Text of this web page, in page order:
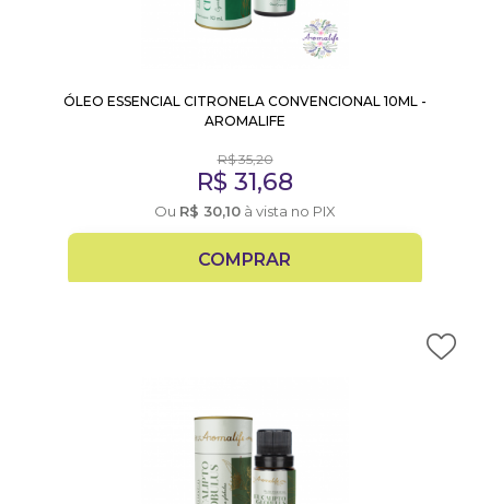
ÓLEO ESSENCIAL CITRONELA CONVENCIONAL 10ML -
AROMALIFE
R$35,20
R$ 31,68
Ou R$ 30,10 à vista no PIX
COMPRAR